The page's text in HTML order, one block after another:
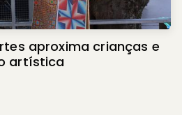
aproxima crianças e
artística